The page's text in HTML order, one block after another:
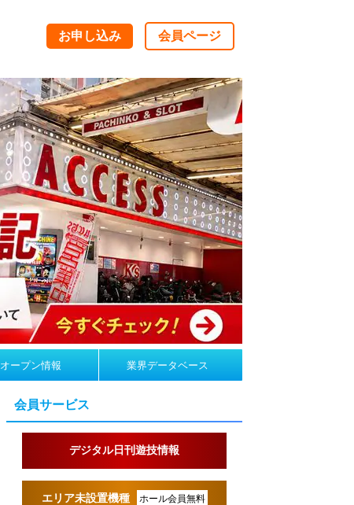
お申し込み 会員ページ
オープン情報 業界データベース
会員サービス
デジタル日刊遊技情報
エリア未設置機種 ホール会員無料